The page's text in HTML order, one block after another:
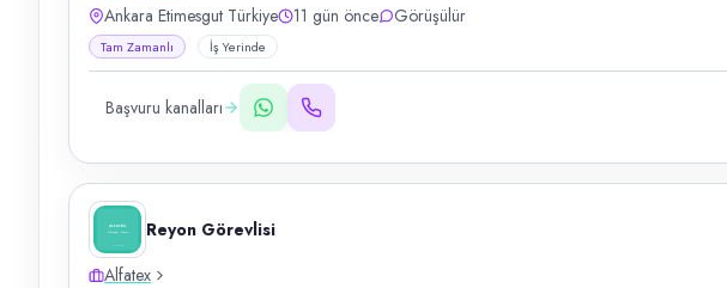
Ankara Etimesgut Türkiye
11 gün önce Görüşülür
Tam Zamanlı İş Yerinde
Başvuru kanalları
Reyon Görevlisi
Alfatex